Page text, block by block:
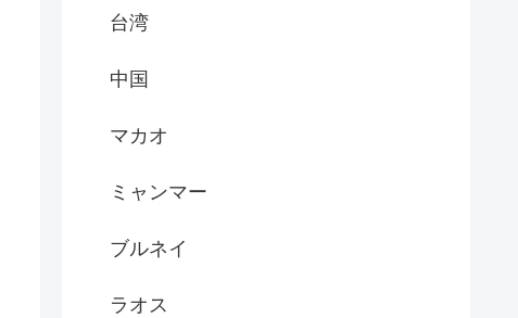
台湾
中国
マカオ
ミャンマー
ブルネイ
ラオス